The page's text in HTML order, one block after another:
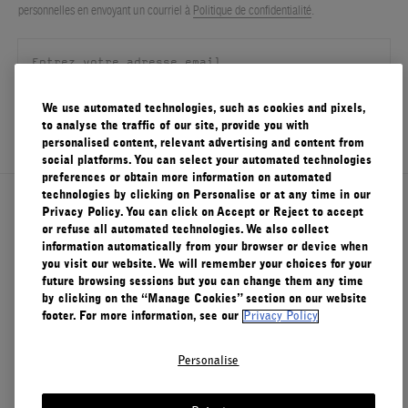
À PROPOS
Compte
Panier(0)
À propos de Le Labo
Service clients
Visitez nos points de vente
personnelles en envoyant un courriel à Politique de confidentialité
S'ENREGISTRER
We use automated technologies, such as cookies and pixels,
to analyse the traffic of our site, provide you with
personalised content, relevant advertising and content from
social platforms. You can select your automated technologies
preferences or obtain more information on automated
technologies by clicking on Personalise or at any time in our
Privacy Policy. You can click on Accept or Reject to accept
or refuse all automated technologies. We also collect
information automatically from your browser or device when
you visit our website. We will remember your choices for your
future browsing sessions but you can change them any time
by clicking on the “Manage Cookies” section on our website
footer. For more information, see our
Privacy Policy
Personalise